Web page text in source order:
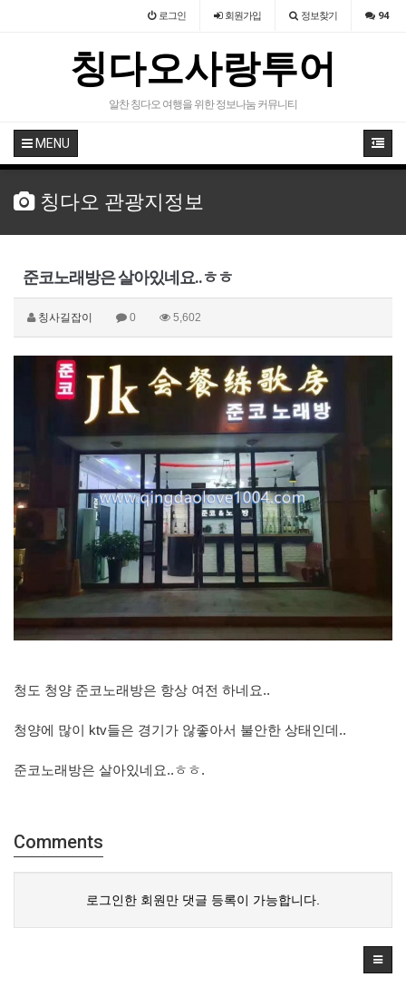
로그인 회원가입 정보찾기 94
칭다오사랑투어
알찬 칭다오 여행을 위한 정보나눔 커뮤니티
MENU
칭다오 관광지정보
준코노래방은 살아있네요..ㅎㅎ
칭사길잡이 0 5,602
청도 청양 준코노래방은 항상 여전 하네요..
청양에 많이 ktv들은 경기가 않좋아서 불안한 상태인데..
준코노래방은 살아있네요..ㅎㅎ.
Comments
로그인한 회원만 댓글 등록이 가능합니다.